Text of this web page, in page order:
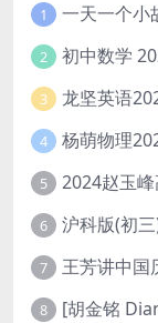
1
2
3 龙坚英语
4
5
6
7 王芳讲中国
8